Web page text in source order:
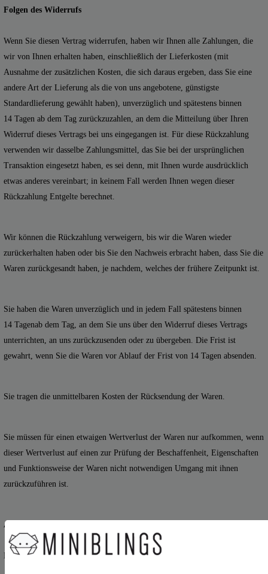
Folgen des Widerrufs
Wenn Sie diesen Vertrag widerrufen, haben wir Ihnen alle Zahlungen, die
wir von Ihnen erhalten haben, einschließlich der Lieferkosten (mit
Ausnahme der zusätzlichen Kosten, die sich daraus ergeben, dass Sie eine
andere Art der Lieferung als die von uns angebotene, günstigste
Standardlieferung gewählt haben), unverzüglich und spätestens binnen
14 Tagen ab dem Tag zurückzuzahlen, an dem die Mitteilung über Ihren
Widerruf dieses Vertrags bei uns eingegangen ist. Für diese Rückzahlung
verwenden wir dasselbe Zahlungsmittel, das Sie bei der ursprünglichen
Transaktion eingesetzt haben, es sei denn, mit Ihnen wurde ausdrücklich
etwas anderes vereinbart; in keinem Fall werden Ihnen wegen dieser
Rückzahlung Entgelte berechnet.
Wir können die Rückzahlung verweigern, bis wir die Waren wieder
zurückerhalten haben oder bis Sie den Nachweis erbracht haben, dass Sie die
Waren zurückgesandt haben, je nachdem, welches der frühere Zeitpunkt ist.
Sie haben die Waren unverzüglich und in jedem Fall spätestens binnen
14 Tagenab dem Tag, an dem Sie uns über den Widerruf dieses Vertrags
unterrichten, an uns zurückzusenden oder zu übergeben. Die Frist ist
gewahrt, wenn Sie die Waren vor Ablauf der Frist von 14 Tagen absenden.
Sie tragen die unmittelbaren Kosten der Rücksendung der Waren.
Sie müssen für einen etwaigen Wertverlust der Waren nur aufkommen, wenn
dieser Wertverlust auf einen zur Prüfung der Beschaffenheit, Eigenschaften
und Funktionsweise der Waren nicht notwendigen Umgang mit ihnen
zurückzuführen ist.
Ausschluss- bzw. Erlöschensgründe
Das Widerrufsrecht besteht nicht bei Verträgen